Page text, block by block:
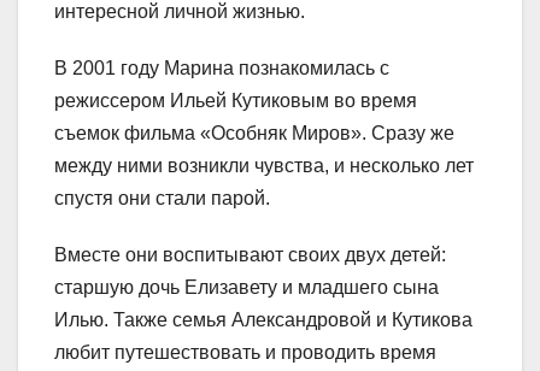
интересной личной жизнью.
В 2001 году Марина познакомилась с
режиссером Ильей Кутиковым во время
съемок фильма «Особняк Миров». Сразу же
между ними возникли чувства, и несколько лет
спустя они стали парой.
Вместе они воспитывают своих двух детей:
старшую дочь Елизавету и младшего сына
Илью. Также семья Александровой и Кутикова
любит путешествовать и проводить время